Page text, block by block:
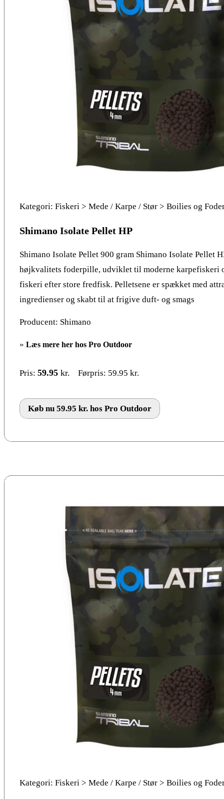
Kategori: Fiskeri > Mede / Karpe / Stør > Boilies og
Shimano Isolate Pellet HP
Shimano Isolate Pellet 900 gram Shimano Isolate Pellet
højkvalitets foderpille, udviklet til moderne karpefiskeri
fiskeri efter store fredfisk. Pelletsene er spækket med
ingredienser og skabt til at frigive duft- og smags
Producent: Shimano
» Læs mere her hos Pro Outdoor
Pris: 59.95 kr. Førpris: 59.95 kr.
Køb nu 59.95 kr. hos Pro Outdoor
Kategori: Fiskeri > Mede / Karpe / Stør > Boilies og